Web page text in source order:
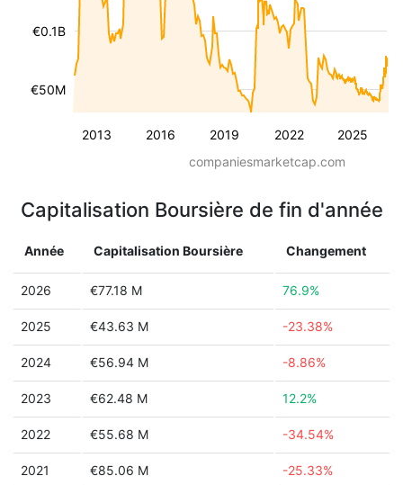
2013 2016 2019 2022 2025
€50M
€0.1B
companiesmarketcap.com
Capitalisation Boursière de fin d'année
Année Capitalisation Boursière Changement
2026 €77.18 M 76.9%
2025 €43.63 M -23.38%
2024 €56.94 M -8.86%
2023 €62.48 M 12.2%
2022 €55.68 M -34.54%
2021 €85.06 M -25.33%